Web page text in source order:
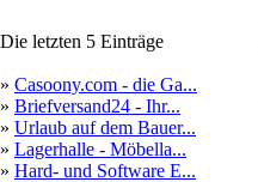
Die letzten 5 Einträge
» Casoony.com - die Ga...
» Briefversand24 - Ihr...
» Urlaub auf dem Bauer...
» Lagerhalle - Möbella...
» Hard- und Software E...